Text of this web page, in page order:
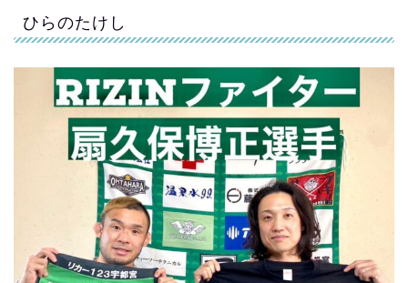
ひらのたけし